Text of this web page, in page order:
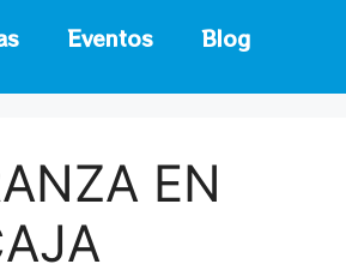
Eventos Blog
EN